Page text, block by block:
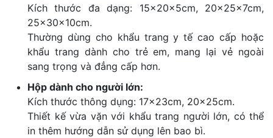
Kích thước đa dạng: 15x20x5cm, 20x25x7cm,
25x30x10cm.
Thường dùng cho khẩu trang y tế cao cấp hoặc
khẩu trang dành cho trẻ em, mang lại vẻ ngoài
sang trọng và đẳng cấp hơn.
Hộp dành cho người lớn:
Kích thước thông dụng: 17x23cm, 20x25cm.
Thiết kế vừa vặn với khẩu trang người lớn, có thể
in thêm hướng dẫn sử dụng lên bao bì.